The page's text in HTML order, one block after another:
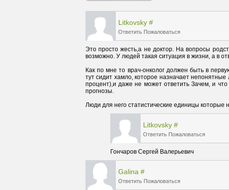
Litkovsky #
Ответить Пожаловаться
Это просто жесть,а не доктор. На вопросы
Как по мне то врач-онколог должен быть в
тут сидит хамло, которое назначает
процент),и даже не может ответить Зачем, и
Люди для него статистические единицы которые
Litkovsky #
Ответить Пожаловаться
Гончаров Сергей Валерьевич
Galina #
Ответить Пожаловаться